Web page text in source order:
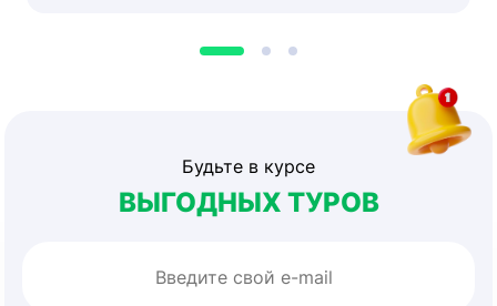
Будьте в курсе
ВЫГОДНЫХ ТУРОВ